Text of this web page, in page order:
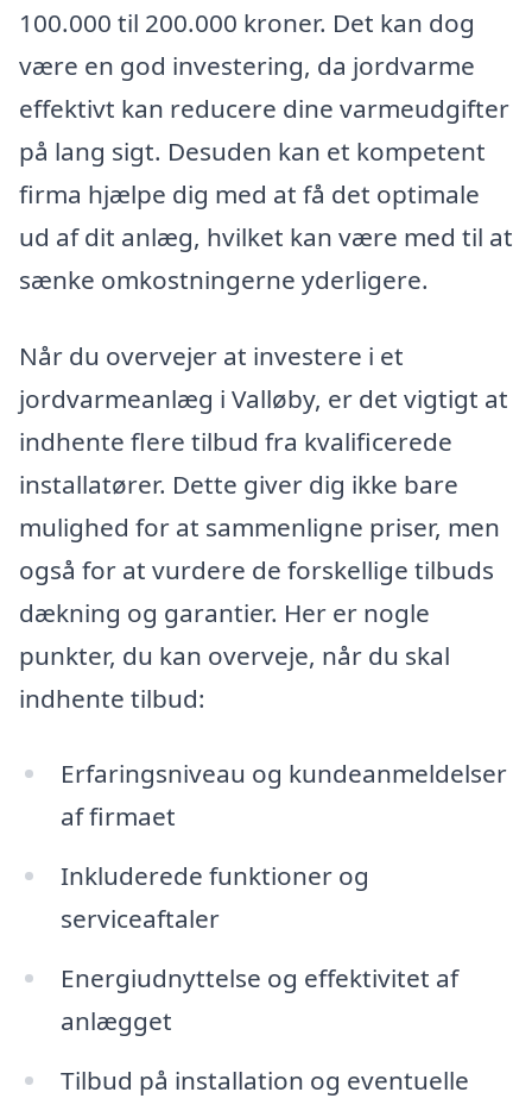
100.000 til 200.000 kroner. Det kan dog
være en god investering, da jordvarme
effektivt kan reducere dine varmeudgifter
på lang sigt. Desuden kan et kompetent
firma hjælpe dig med at få det optimale
ud af dit anlæg, hvilket kan være med til at
sænke omkostningerne yderligere.
Når du overvejer at investere i et
jordvarmeanlæg i Valløby, er det vigtigt at
indhente flere tilbud fra kvalificerede
installatører. Dette giver dig ikke bare
mulighed for at sammenligne priser, men
også for at vurdere de forskellige tilbuds
dækning og garantier. Her er nogle
punkter, du kan overveje, når du skal
indhente tilbud:
Erfaringsniveau og kundeanmeldelser
af firmaet
Inkluderede funktioner og
serviceaftaler
Energiudnyttelse og effektivitet af
anlægget
Tilbud på installation og eventuelle